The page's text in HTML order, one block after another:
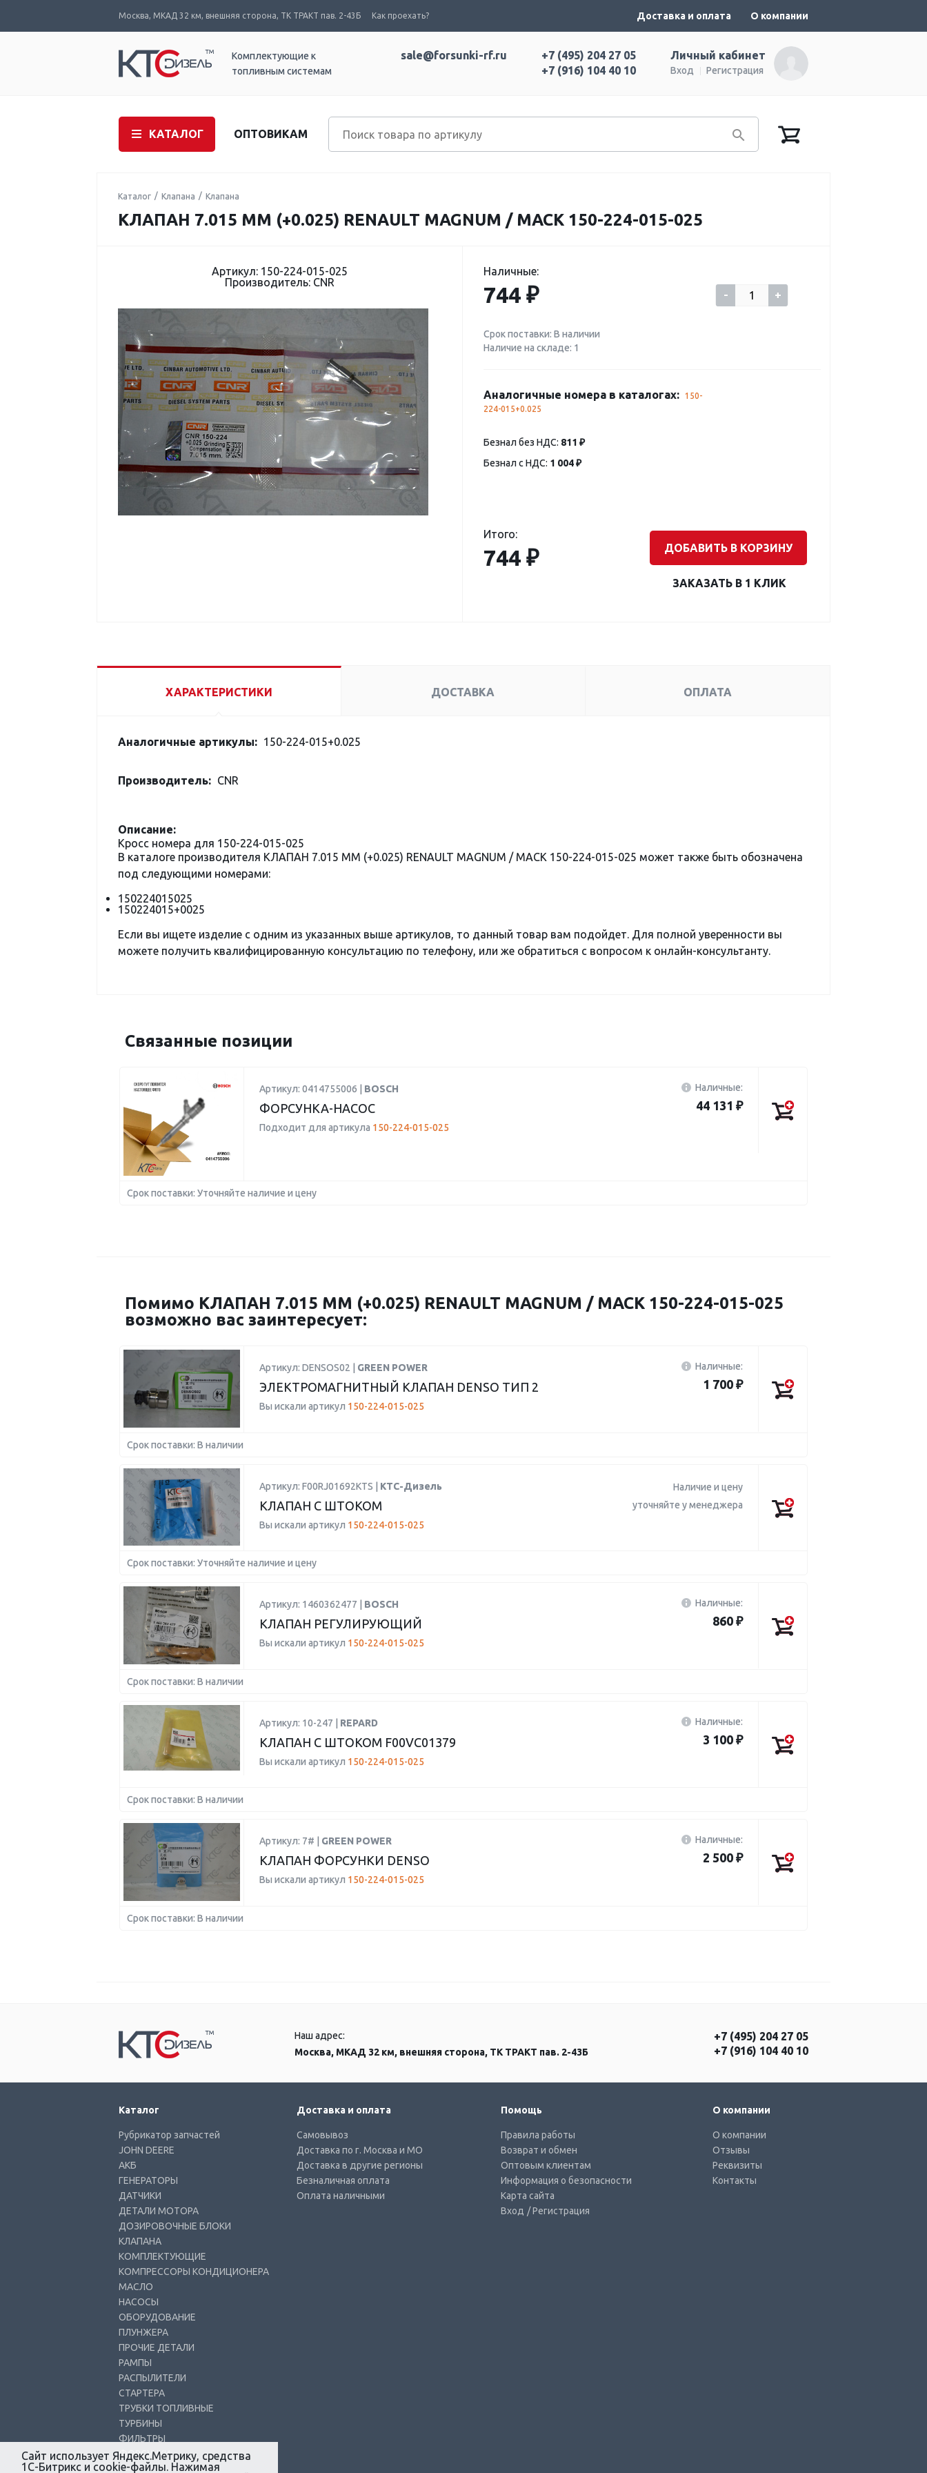
Москва, МКАД 32 км, внешняя сторона, ТК ТРАКТ пав. 2-43Б Как проехать? Доставка и оплата О компании
Комплектующие к
топливным системам
Личный кабинет
Вход Регистрация
+7 (495) 204 27 05
+7 (916) 104 40 10
sale@forsunki-rf.ru
КАТАЛОГ ОПТОВИКАМ
Каталог Клапана Клапана
КЛАПАН 7.015 ММ (+0.025) RENAULT MAGNUM / MACK 150-224-015-025
Артикул: 150-224-015-025
Производитель: CNR
Наличные:
744 ₽ - +
Срок поставки: В наличии
Наличие на складе: 1
Аналогичные номера в каталогах:
150-
224-015+0.025
Безнал без НДС: 811 ₽
Безнал с НДС: 1 004 ₽
Итого:
744 ₽ ДОБАВИТЬ В КОРЗИНУ
ЗАКАЗАТЬ В 1 КЛИК
ХАРАКТЕРИСТИКИ ДОСТАВКА ОПЛАТА
Аналогичные артикулы: 150-224-015+0.025
Производитель: CNR
Описание:
Кросс номера для 150-224-015-025
В каталоге производителя КЛАПАН 7.015 ММ (+0.025) RENAULT MAGNUM / MACK 150-224-015-025 может также быть обозначена
под следующими номерами:
150224015025
150224015+0025
Если вы ищете изделие с одним из указанных выше артикулов, то данный товар вам подойдет. Для полной уверенности вы
можете получить квалифицированную консультацию по телефону, или же обратиться с вопросом к онлайн-консультанту.
Связанные позиции
Артикул: 0414755006 | BOSCH
ФОРСУНКА-НАСОС
Подходит для артикула 150-224-015-025
Наличные:
44 131 ₽
Срок поставки: Уточняйте наличие и цену
Помимо КЛАПАН 7.015 ММ (+0.025) RENAULT MAGNUM / MACK 150-224-015-025
возможно вас заинтересует:
Артикул: DENSOS02 | GREEN POWER
ЭЛЕКТРОМАГНИТНЫЙ КЛАПАН DENSO ТИП 2
Вы искали артикул 150-224-015-025
Наличные:
1 700 ₽
Срок поставки: В наличии
Артикул: F00RJ01692KTS | КТС-Дизель
КЛАПАН С ШТОКОМ
Вы искали артикул 150-224-015-025
Наличие и цену
уточняйте у менеджера
Срок поставки: Уточняйте наличие и цену
Артикул: 1460362477 | BOSCH
КЛАПАН РЕГУЛИРУЮЩИЙ
Вы искали артикул 150-224-015-025
Наличные:
860 ₽
Срок поставки: В наличии
Артикул: 10-247 | REPARD
КЛАПАН С ШТОКОМ F00VC01379
Вы искали артикул 150-224-015-025
Наличные:
3 100 ₽
Срок поставки: В наличии
Артикул: 7# | GREEN POWER
КЛАПАН ФОРСУНКИ DENSO
Вы искали артикул 150-224-015-025
Наличные:
2 500 ₽
Срок поставки: В наличии
Наш адрес:
Москва, МКАД 32 км, внешняя сторона, ТК ТРАКТ пав. 2-43Б
+7 (495) 204 27 05
+7 (916) 104 40 10
Каталог
Рубрикатор запчастей
JOHN DEERE
АКБ
ГЕНЕРАТОРЫ
ДАТЧИКИ
ДЕТАЛИ МОТОРА
ДОЗИРОВОЧНЫЕ БЛОКИ
КЛАПАНА
КОМПЛЕКТУЮЩИЕ
КОМПРЕССОРЫ КОНДИЦИОНЕРА
МАСЛО
НАСОСЫ
ОБОРУДОВАНИЕ
ПЛУНЖЕРА
ПРОЧИЕ ДЕТАЛИ
РАМПЫ
РАСПЫЛИТЕЛИ
СТАРТЕРА
ТРУБКИ ТОПЛИВНЫЕ
ТУРБИНЫ
ФИЛЬТРЫ
ФОРСУНКИ
Доставка и оплата
Самовывоз
Доставка по г. Москва и МО
Доставка в другие регионы
Безналичная оплата
Оплата наличными
Помощь
Правила работы
Возврат и обмен
Оптовым клиентам
Информация о безопасности
Карта сайта
Вход / Регистрация
О компании
О компании
Отзывы
Реквизиты
Контакты
Сайт использует Яндекс.Метрику, средства
1С-Битрикс и cookie-файлы. Нажимая